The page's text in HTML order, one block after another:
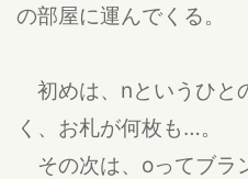
の部屋に運んでくる。
初めは、nというひと
く、お札が何枚も…。
その次は、oってブラ